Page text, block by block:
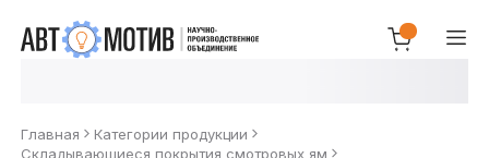
Главная
Категории продукции
Складывающиеся покрытия смотровых ям